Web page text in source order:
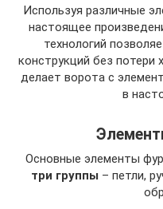
Используя различные
настоящее
технологий
конструкций без
делает ворота с
в
Основные элементы
три группы – петли,